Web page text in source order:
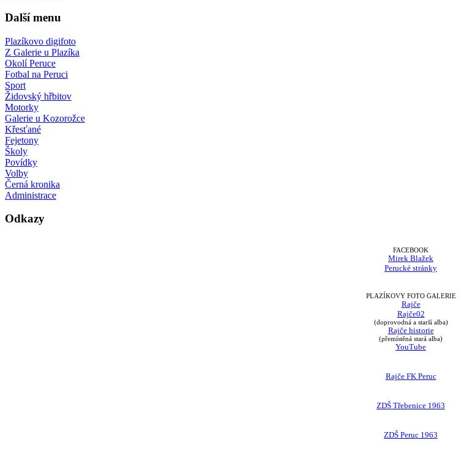
Další menu
Plazíkovo digifoto
Z Galerie u Plazíka
Okolí Peruce
Fotbal na Peruci
Sport
Židovský hřbitov
Motorky
Galerie u Kozorožce
Křesťané
Fejetony
Školy
Povídky
Volby
Černá kronika
Administrace
Odkazy
FACEBOOK
Mirek Blažek
Perucké stránky
PLAZÍKOVY FOTO GALERIE
Rajče
Rajče02
(doprovodná a starší alba)
Rajče historie
(přemístěná stará alba)
YouTube
Rajče FK Peruc
ZDŠ Třebenice 1963
ZDŠ Peruc 1963